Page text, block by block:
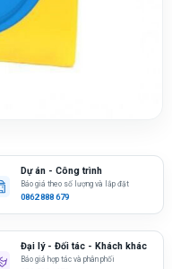
Dự án - Công trình
Báo giá theo số lượng và lắp đặt
0862 888 679
Đại lý - Đối tác - Khách khác
Báo giá hợp tác và phân phối